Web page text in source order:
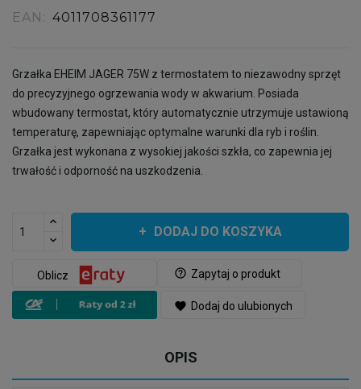
EAN: 4011708361177
Grzałka EHEIM JAGER 75W z termostatem to niezawodny sprzęt
do precyzyjnego ogrzewania wody w akwarium. Posiada
wbudowany termostat, który automatycznie utrzymuje ustawioną
temperaturę, zapewniając optymalne warunki dla ryb i roślin.
Grzałka jest wykonana z wysokiej jakości szkła, co zapewnia jej
trwałość i odporność na uszkodzenia.
DODAJ DO KOSZYKA
help_outline Zapytaj o produkt
Oblicz
favorite Dodaj do ulubionych
OPIS